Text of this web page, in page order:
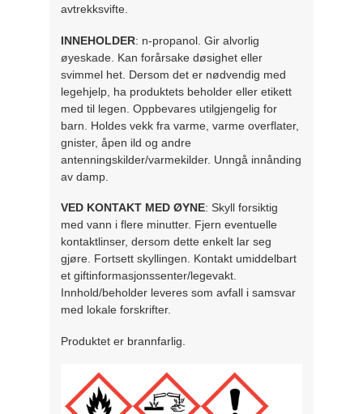
avtrekksvifte.
INNEHOLDER: n-propanol. Gir alvorlig
øyeskade. Kan forårsake døsighet eller
svimmel het. Dersom det er nødvendig med
legehjelp, ha produktets beholder eller etikett
med til legen. Oppbevares utilgjengelig for
barn. Holdes vekk fra varme, varme overflater,
gnister, åpen ild og andre
antenningskilder/varmekilder. Unngå innånding
av damp.
VED KONTAKT MED ØYNE: Skyll forsiktig
med vann i flere minutter. Fjern eventuelle
kontaktlinser, dersom dette enkelt lar seg
gjøre. Fortsett skyllingen. Kontakt umiddelbart
et giftinformasjonssenter/legevakt.
Innhold/beholder leveres som avfall i samsvar
med lokale forskrifter.
Produktet er brannfarlig.